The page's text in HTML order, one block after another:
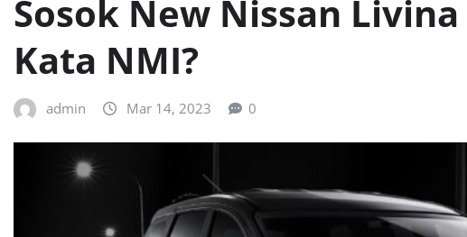
Sosok New Nissan
Kata NMI?
admin Mar 14, 2023 0